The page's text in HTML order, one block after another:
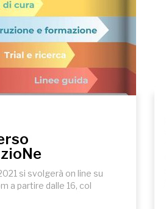
si svolgerà on line su
a partire dalle 16, col